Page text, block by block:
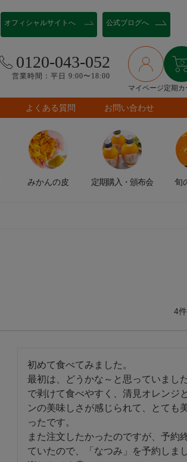
オフィシャルサイトへ 公式ブログへ
0120-043-052
営業時間：平日 9:00〜18:00
マイページ定期カ
よくある質問 お問い合わせ
みかんの皮 定期購入 ・頒布会 旬
4
初めて食べてみました。
最初は、どうかな～と思っていまし
で剥けて食べやすく、清見オレンジ
ンの美味しさが感じられて、とても
ったです。
また注文したかったのですが、予約
ていたので、「なつみ」を予約しまし